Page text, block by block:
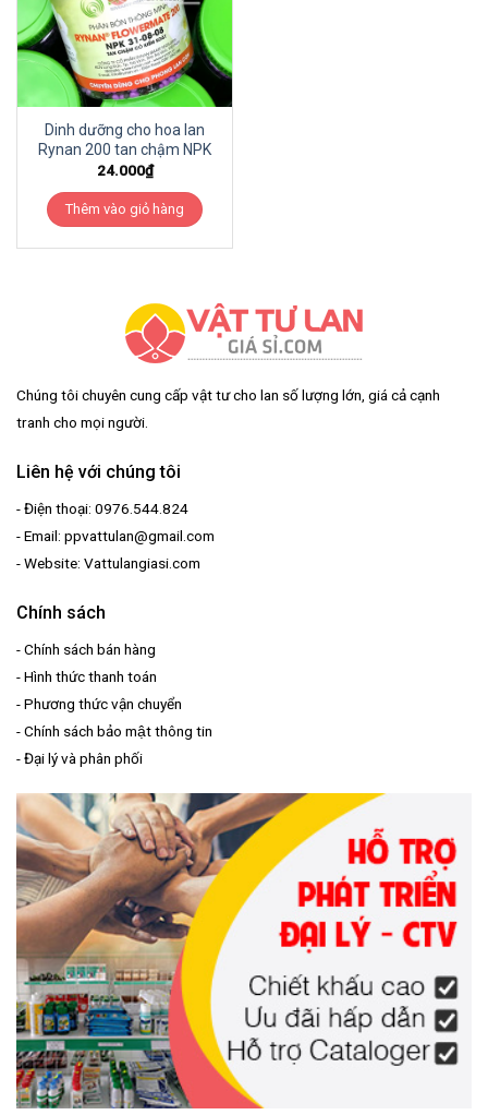
Dinh dưỡng cho hoa lan
Rynan 200 tan chậm NPK
24.000₫
Thêm vào giỏ hàng
Chúng tôi chuyên cung cấp vật tư cho lan số lượng lớn, giá cả cạnh
tranh cho mọi người.
Liên hệ với chúng tôi
- Điện thoại: 0976.544.824
- Email: ppvattulan@gmail.com
- Website: Vattulangiasi.com
Chính sách
-Chính sách bán hàng
-Hình thức thanh toán
-Phương thức vận chuyển
-Chính sách bảo mật thông tin
-Đại lý và phân phối